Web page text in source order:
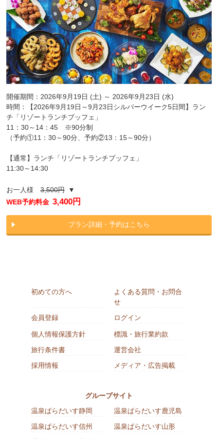
開催期間：2026年9月19日 (土) ～ 2026年9月23日 (水)
時間：【2026年9月19日～9月23日シルバーウイーク5日間】ラン
チ「リゾートランチブッフェ」
11：30～14：45 ※90分制
（予約①11：30～90分、予約②13：15～90分）
【通常】ランチ「リゾートランチブッフェ」
11:30～14:30
お一人様3,500円▼
WEB予約料金 3,400円
プラン詳細・予約はこちら
初めての方へ
よくある質問・お問合
せ
会員登録
ログイン
個人情報保護方針
標識・旅行業約款
旅行条件書
運営会社
採用情報
メディア・広告掲載
グループサイト
温泉ぱらだいす静岡
温泉ぱらだいす鹿児島
温泉ぱらだいす信州
温泉ぱらだいす山形